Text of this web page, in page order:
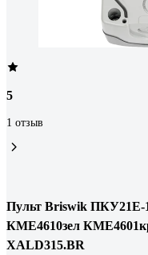
5
1 отзыв
Пульт Briswik ПКУ21Е-
КМЕ4610зел
XALD315.BR